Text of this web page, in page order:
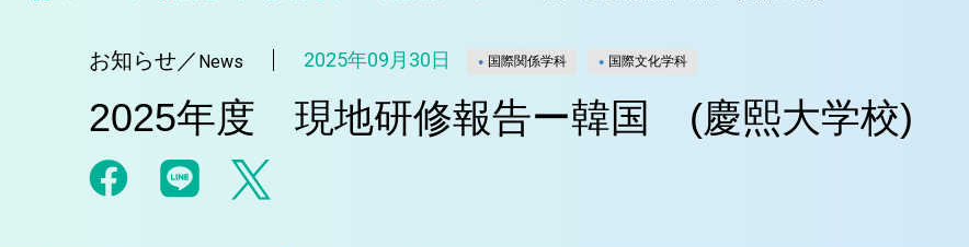
お知らせ ／ News 2025年09月30日 国際関係学科 国際文化学科
2025年度 現地研修報告ー韓国 (慶熙大学校)